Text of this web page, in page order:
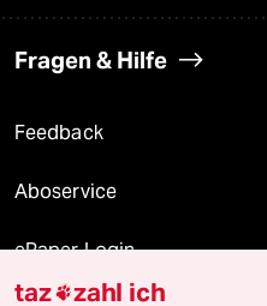
Fragen & Hilfe
Feedback
Aboservice
ePaper Login
taz zahl ich